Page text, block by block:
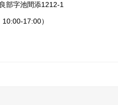
部字池間添1212-1
17:00）